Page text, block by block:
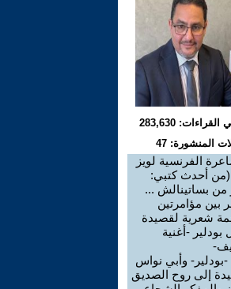
283,630
المنشورة: 47
الفرنسية لويز
(من أحدث كتبي:
من بساتينالش ...
بين مؤامرتين
شعرية لقصيدة
-أغنية
-بودلير- وأبي نواس
إلى روح الصديق